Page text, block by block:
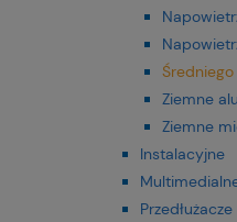
Ziemne
Ziemne
Instalacyjne